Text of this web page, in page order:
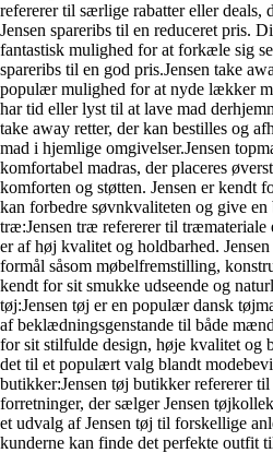
refererer til særlige rabatter eller deals,
Jensen spareribs til en reduceret pris.
fantastisk mulighed for at forkæle sig
spareribs til en god pris.Jensen take
populær mulighed for at nyde lækker
har tid eller lyst til at lave mad
take away retter, der kan bestilles og
mad i hjemlige omgivelser.Jensen
komfortabel madras, der placeres
komforten og støtten. Jensen er kendt
kan forbedre søvnkvaliteten og give en
træ:Jensen træ refererer til
er af høj kvalitet og holdbarhed.
formål såsom møbelfremstilling,
kendt for sit smukke udseende og
tøj:Jensen tøj er en populær dansk
af beklædningsgenstande til både
for sit stilfulde design, høje kvalitet og
det til et populært valg blandt
butikker:Jensen tøj butikker refererer
forretninger, der sælger Jensen
et udvalg af Jensen tøj til forskellige
kunderne kan finde det perfekte outfit